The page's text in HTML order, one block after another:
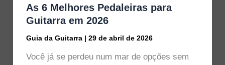
As 6 Melhores Pedaleiras para
Guitarra em 2026
Guia da Guitarra | 29 de abril de 2026
Você já se perdeu num mar de opções sem